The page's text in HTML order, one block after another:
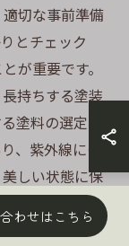
切な事前準備
とチェック
が重要です。
持ちする塗装
塗料の選定も
、紫外線にも
しい状態に保
必要な手続き
有が挙げられ
わせはこちら